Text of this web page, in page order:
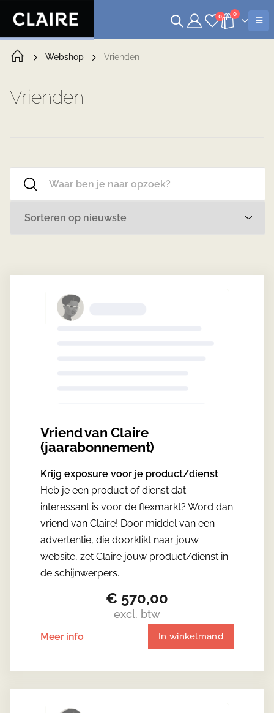
0 0
Webshop Vrienden
Vrienden
Vriend van Claire
(jaarabonnement)
Krijg exposure voor je product/dienst
Heb je een product of dienst dat
interessant is voor de flexmarkt? Word dan
vriend van Claire! Door middel van een
advertentie, die doorklikt naar jouw
website, zet Claire jouw product/dienst in
de schijnwerpers.
€ 570,00
excl. btw
Meer info In winkelmand